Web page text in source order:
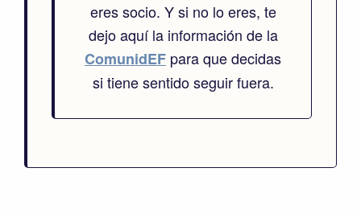
eres socio. Y si no lo eres, te
dejo aquí la información de la
ComunidEF para que decidas
si tiene sentido seguir fuera.